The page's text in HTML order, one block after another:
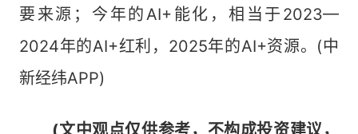
要来源；今年的AI+能化，相当于2023—
2024年的AI+红利，2025年的AI+资源。(中
新经纬APP)
(文中观点仅供参考，不构成投资建议，